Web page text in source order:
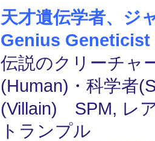
天才遺伝学者、ジ
Genius Geneticist
伝説のクリーチャ
(Human)・科学者
(Villain) SPM, レ
トランプル